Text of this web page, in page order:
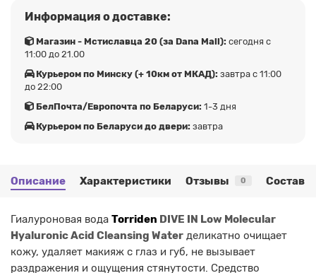
Информация о доставке:
Магазин - Мстиславца 20 (за Dana Mall): сегодня с
11:00 до 21.00
Курьером по Минску (+ 10км от МКАД): завтра с 11:00
до 22:00
БелПочта/Европочта по Беларуси: 1-3 дня
Курьером по Беларуси до двери: завтра
Описание Характеристики Отзывы 0 Состав
Гиалуроновая вода Torriden DIVE IN Low Molecular
Hyaluronic Acid Cleansing Water деликатно очищает
кожу, удаляет макияж с глаз и губ, не вызывает
раздражения и ощущения стянутости. Средство